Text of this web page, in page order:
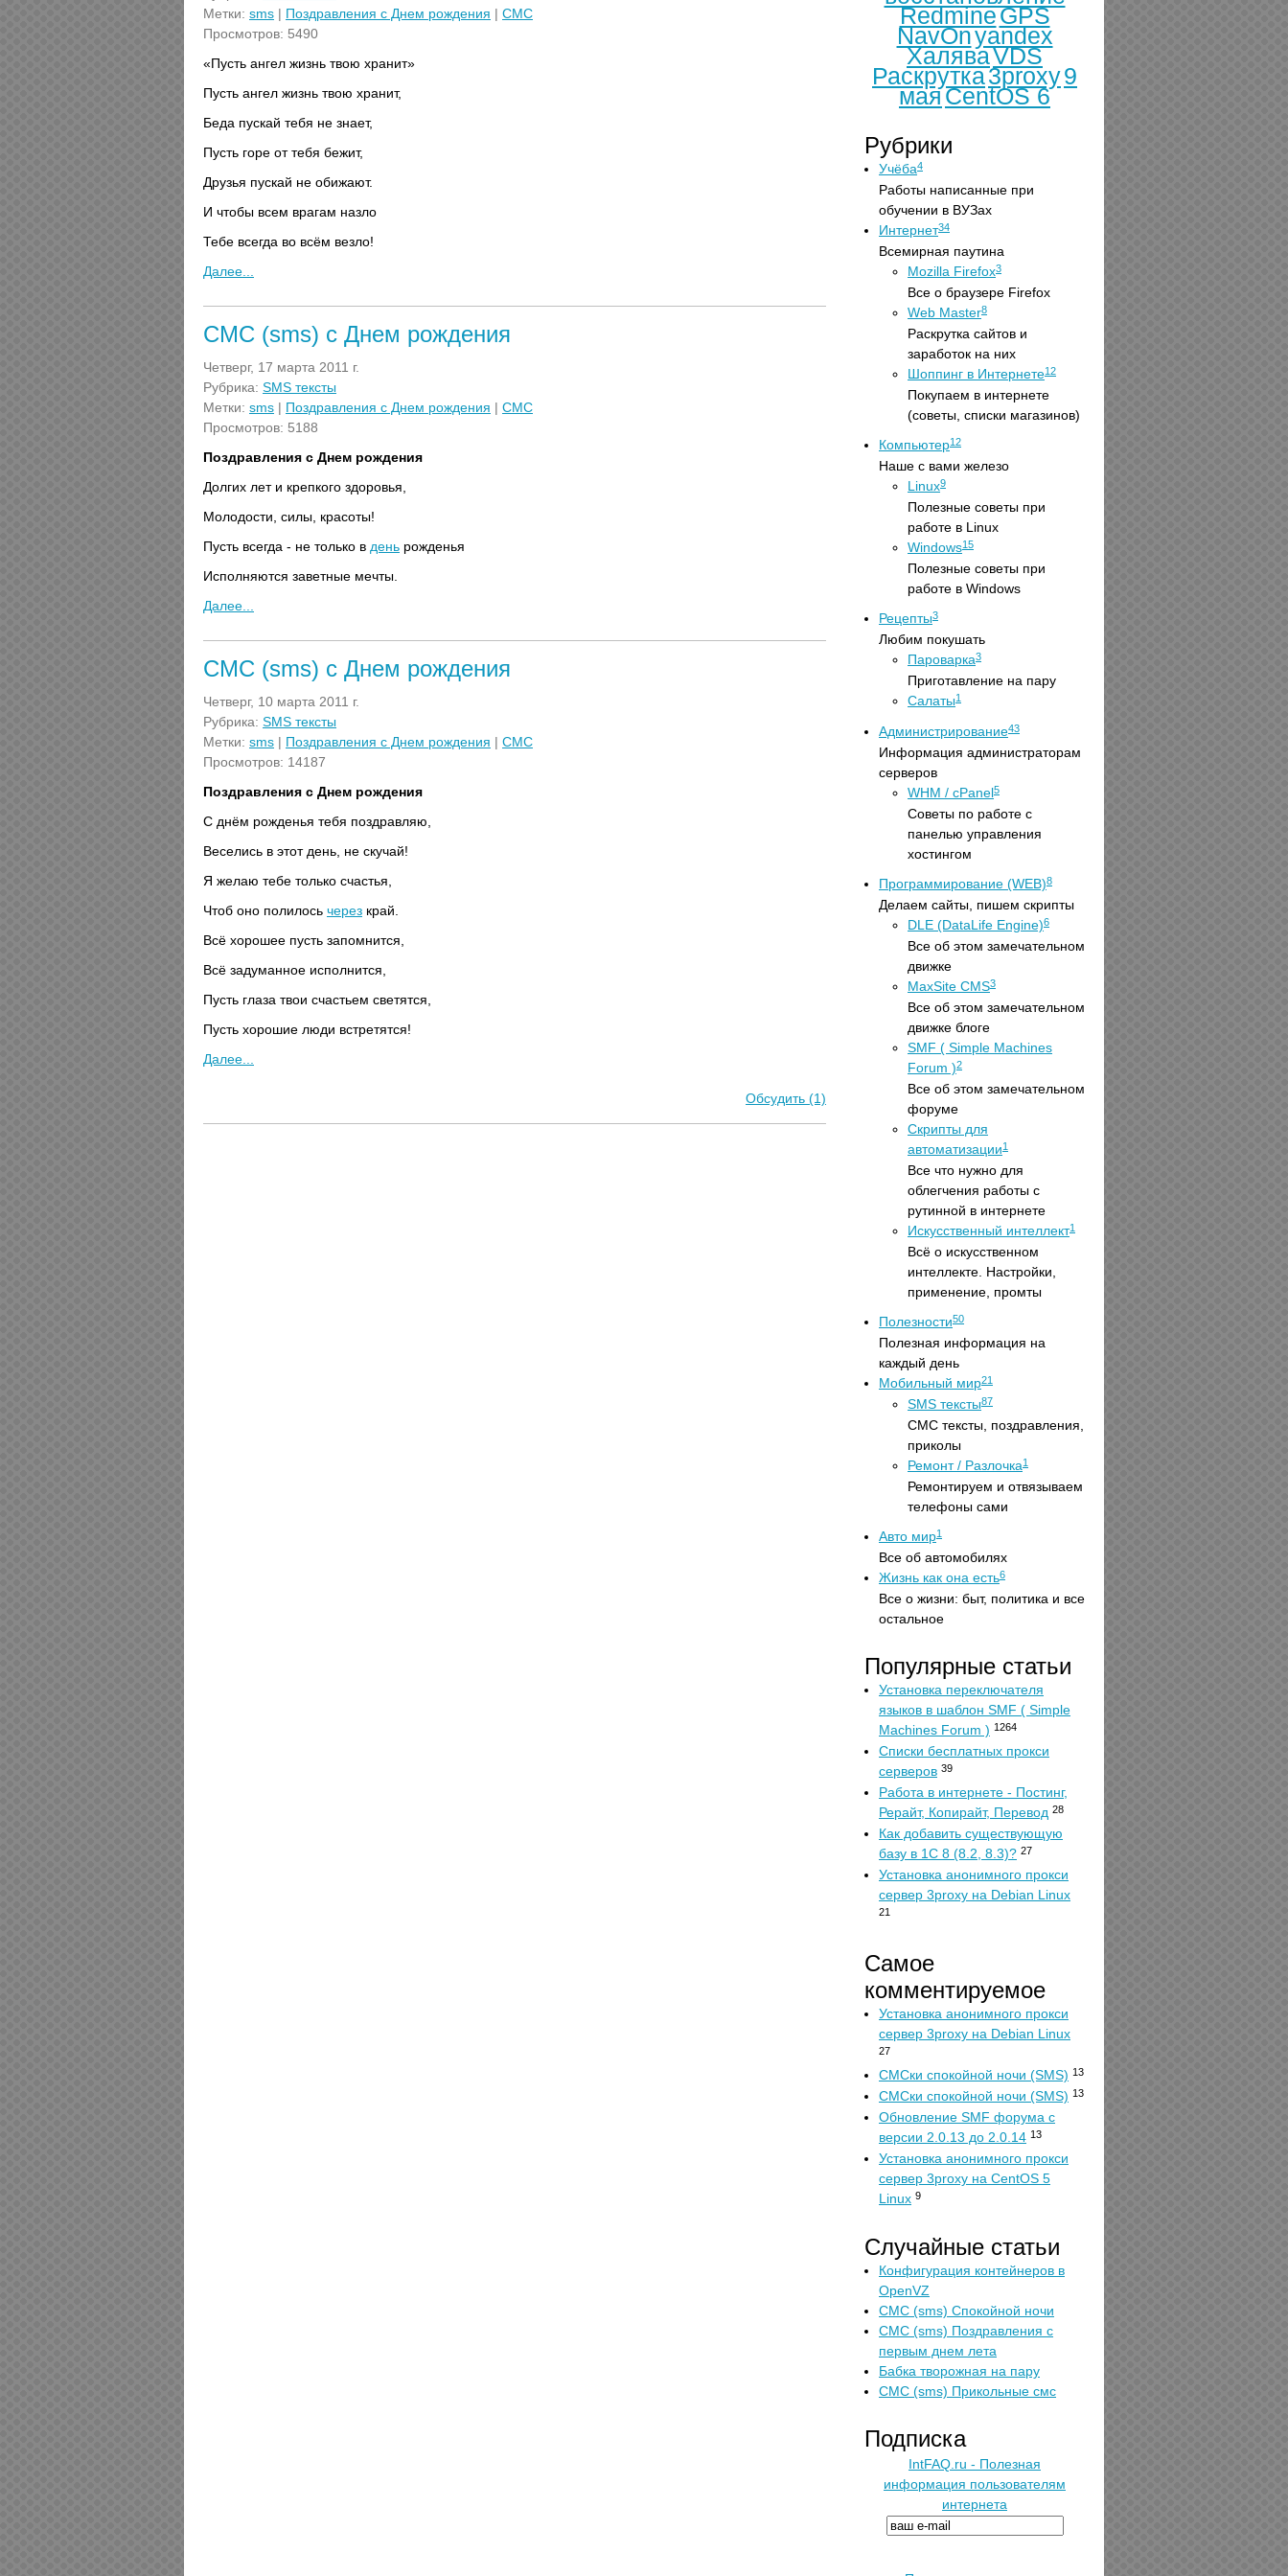
Метки: sms | Поздравления с Днем рождения | СМС
Просмотров: 5490
«Пусть ангел жизнь твою хранит»
Пусть ангел жизнь твою хранит,
Беда пускай тебя не знает,
Пусть горе от тебя бежит,
Друзья пускай не обижают.
И чтобы всем врагам назло
Тебе всегда во всём везло!
Далее...
СМС (sms) с Днем рождения
Четверг, 17 марта 2011 г.
Рубрика: SMS тексты
Метки: sms | Поздравления с Днем рождения | СМС
Просмотров: 5188
Поздравления с Днем рождения
Долгих лет и крепкого здоровья,
Молодости, силы, красоты!
Пусть всегда - не только в день рожденья
Исполняются заветные мечты.
Далее...
СМС (sms) с Днем рождения
Четверг, 10 марта 2011 г.
Рубрика: SMS тексты
Метки: sms | Поздравления с Днем рождения | СМС
Просмотров: 14187
Поздравления с Днем рождения
С днём рожденья тебя поздравляю,
Веселись в этот день, не скучай!
Я желаю тебе только счастья,
Чтоб оно полилось через край.
Всё хорошее пусть запомнится,
Всё задуманное исполнится,
Пусть глаза твои счастьем светятся,
Пусть хорошие люди встретятся!
Далее...
Обсудить (1)
RedmineGPS
NavOnyandex
ХаляваVDS
Раскрутка3proxy9
маяCentOS 6
Рубрики
Учёба4
Работы написанные при
обучении в ВУЗах
Интернет34
Всемирная паутина
Mozilla Firefox3
Все о браузере Firefox
Web Master8
Раскрутка сайтов и
заработок на них
Шоппинг в Интернете12
Покупаем в интернете
(советы, списки магазинов)
Компьютер12
Наше с вами железо
Linux9
Полезные советы при
работе в Linux
Windows15
Полезные советы при
работе в Windows
Рецепты3
Любим покушать
Пароварка3
Приготавление на пару
Салаты1
Администрирование43
Информация администраторам
серверов
WHM / cPanel5
Советы по работе с
панелью управления
хостингом
Программирование (WEB)8
Делаем сайты, пишем скрипты
DLE (DataLife Engine)6
Все об этом замечательном
движке
MaxSite CMS3
Все об этом замечательном
движке блоге
SMF ( Simple Machines
Forum )2
Все об этом замечательном
форуме
Скрипты для
автоматизации1
Все что нужно для
облегчения работы с
рутинной в интернете
Искусственный интеллект1
Всё о искусственном
интеллекте. Настройки,
применение, промты
Полезности50
Полезная информация на
каждый день
Мобильный мир21
SMS тексты87
СМС тексты, поздравления,
приколы
Ремонт / Разлочка1
Ремонтируем и отвязываем
телефоны сами
Авто мир1
Все об автомобилях
Жизнь как она есть6
Все о жизни: быт, политика и все
остальное
Популярные статьи
Установка переключателя
языков в шаблон SMF ( Simple
Machines Forum ) 1264
Списки бесплатных прокси
серверов 39
Работа в интернете - Постинг,
Рерайт, Копирайт, Перевод 28
Как добавить существующую
базу в 1С 8 (8.2, 8.3)? 27
Установка анонимного прокси
сервер 3proxy на Debian Linux
21
Самое
комментируемое
Установка анонимного прокси
сервер 3proxy на Debian Linux
27
СМСки спокойной ночи (SMS) 13
СМСки спокойной ночи (SMS) 13
Обновление SMF форума с
версии 2.0.13 до 2.0.14 13
Установка анонимного прокси
сервер 3proxy на CentOS 5
Linux 9
Случайные статьи
Конфигурация контейнеров в
OpenVZ
СМС (sms) Спокойной ночи
СМС (sms) Поздравления с
первым днем лета
Бабка творожная на пару
СМС (sms) Прикольные смс
Подписка
IntFAQ.ru - Полезная
информация пользователям
интернета